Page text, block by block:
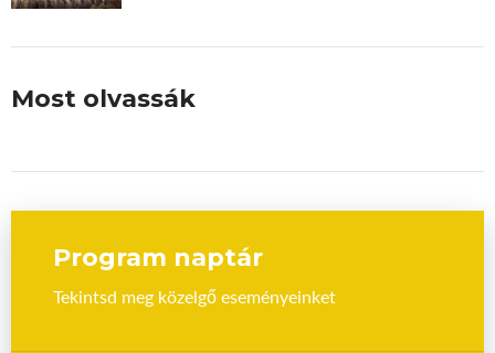
Most olvassák
Program naptár
Tekintsd meg közelgő eseményeinket